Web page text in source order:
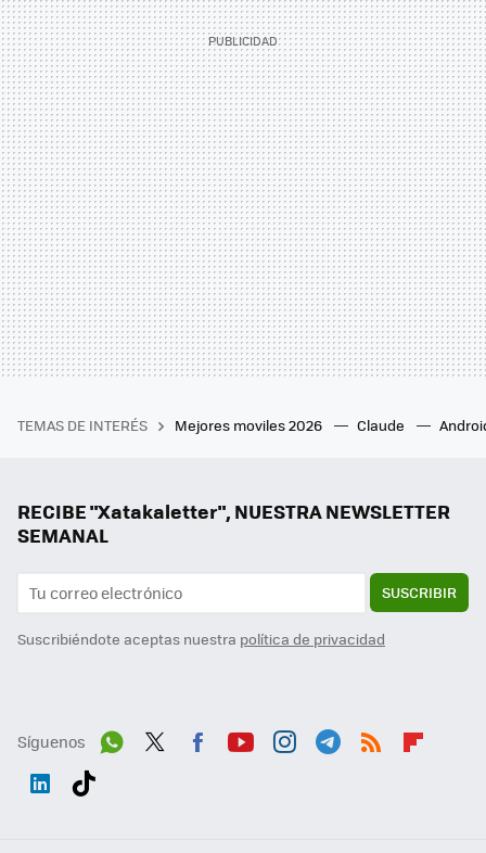
TEMAS DE INTERÉS Mejores moviles 2026 Claude
RECIBE "Xatakaletter", NUESTRA NEWSLETTER
SEMANAL
SUSCRIBIR
Suscribiéndote aceptas nuestra política de privacidad
Síguenos